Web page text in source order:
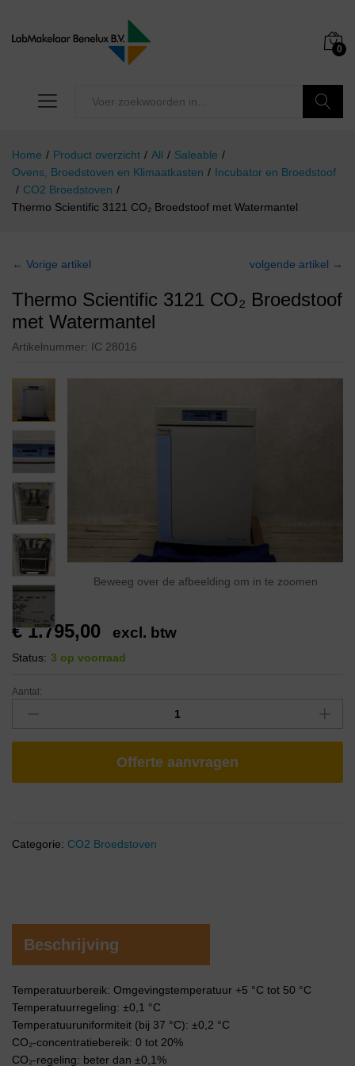
0
Home / Product overzicht / All / Saleable /
Ovens, Broedstoven en Klimaatkasten / Incubator en Broedstoof
/ CO2 Broedstoven /
Thermo Scientific 3121 CO₂ Broedstoof met Watermantel
← Vorige artikel volgende artikel →
Thermo Scientific 3121 CO₂ Broedstoof
met Watermantel
Artikelnummer: IC 28016
Beweeg over de afbeelding om in te zoomen
€1.795,00 excl. btw
Status: 3 op voorraad
Aantal:
Offerte aanvragen
Categorie: CO2 Broedstoven
Beschrijving
Temperatuurbereik: Omgevingstemperatuur +5 °C tot 50 °C
Temperatuurregeling: ±0,1 °C
Temperatuuruniformiteit (bij 37 °C): ±0,2 °C
CO₂-concentratiebereik: 0 tot 20%
CO₂-regeling: beter dan ±0,1%